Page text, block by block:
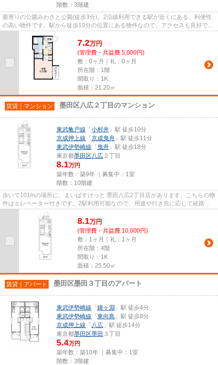
階数：3階建
最寄りの公園みわさと公園(徒歩3分)。2沿線利用できる駅が近くにある、利便性
の高い物件です。駅から徒歩10分の位置にある物件なので、アクセスも良好で
7.2万円
(管理費・共益費 5,000円)
敷：0ヶ月｜礼：0ヶ月
所在階：1階
間取り：1K
面積：21.20㎡
賃貸｜マンション 墨田区八広２丁目のマンション
東武亀戸線 「 小村井 」駅 徒歩10分
京成押上線 「 京成曳舟 」駅 徒歩11分
東武伊勢崎線 「 曳舟 」駅 徒歩18分
東京都墨田区八広 ２丁目
8.1万円
築年数：築9年 ｜募集中： 1室
階数：10階建
歩いて101mの場所に、まいばすけっと 墨田八広2丁目店があります。こちらの物
件はエレベーター付きです。2駅利用可能なので、用途や行き先に応じて経路を
選択できます。こちらはマンシ...
8.1万円
(管理費・共益費 10,000円)
敷：1ヶ月｜礼：1ヶ月
所在階：4階
間取り：1K
面積：25.50㎡
賃貸｜アパート 墨田区墨田３丁目のアパート
東武伊勢崎線 「 鐘ヶ淵 」駅 徒歩4分
東武伊勢崎線 「 東向島 」駅 徒歩8分
京成押上線 「 八広 」駅 徒歩14分
東京都墨田区墨田 ３丁目
5.4万円
築年数：築10年 ｜募集中： 1室
階数：3階建